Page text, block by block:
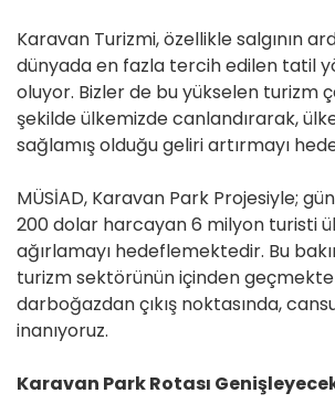
Karavan Turizmi, özellikle salgının
dünyada en fazla tercih edilen tatil
oluyor. Bizler de bu yükselen turizm
şekilde ülkemizde canlandırarak,
sağlamış olduğu geliri artırmayı
MÜSİAD, Karavan Park Projesiyle;
200 dolar harcayan 6 milyon turisti
ağırlamayı hedeflemektedir. Bu
turizm sektörünün içinden
darboğazdan çıkış noktasında,
inanıyoruz.
Karavan Park Rotası